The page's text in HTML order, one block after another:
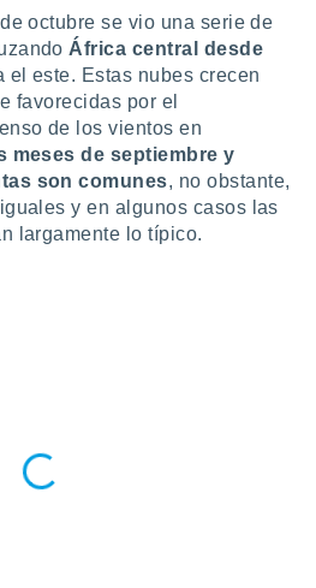
octubre se vio una serie de
África central desde
el este. Estas nubes crecen
favorecidas por el
de los vientos en
meses de septiembre y
son comunes, no obstante,
y en algunos casos las
largamente lo típico.